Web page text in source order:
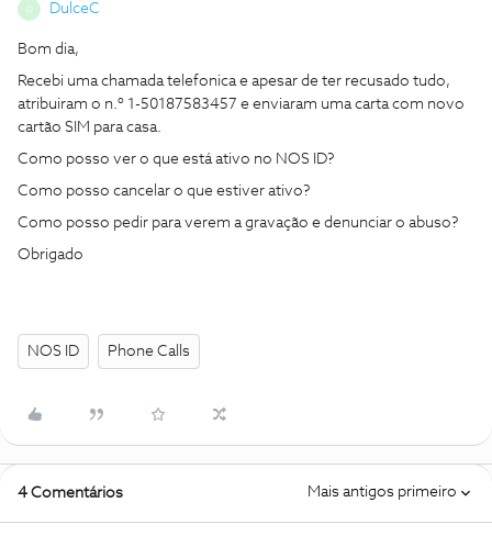
DulceC
Bom dia,
Recebi uma chamada telefonica e apesar de ter recusado tudo,
atribuiram o n.º 1-50187583457 e enviaram uma carta com novo
cartão SIM para casa.
Como posso ver o que está ativo no NOS ID?
Como posso cancelar o que estiver ativo?
Como posso pedir para verem a gravação e denunciar o abuso?
Obrigado
NOS ID Phone Calls
4 Comentários Mais antigos primeiro